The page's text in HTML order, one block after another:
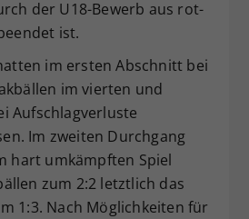
der U18-Bewerb aus rot-
ist.
im ersten Abschnitt bei
im vierten und
Aufschlagverluste
Im zweiten Durchgang
hart umkämpften Spiel
zum 2:2 letztlich das
1:3. Nach Möglichkeiten für